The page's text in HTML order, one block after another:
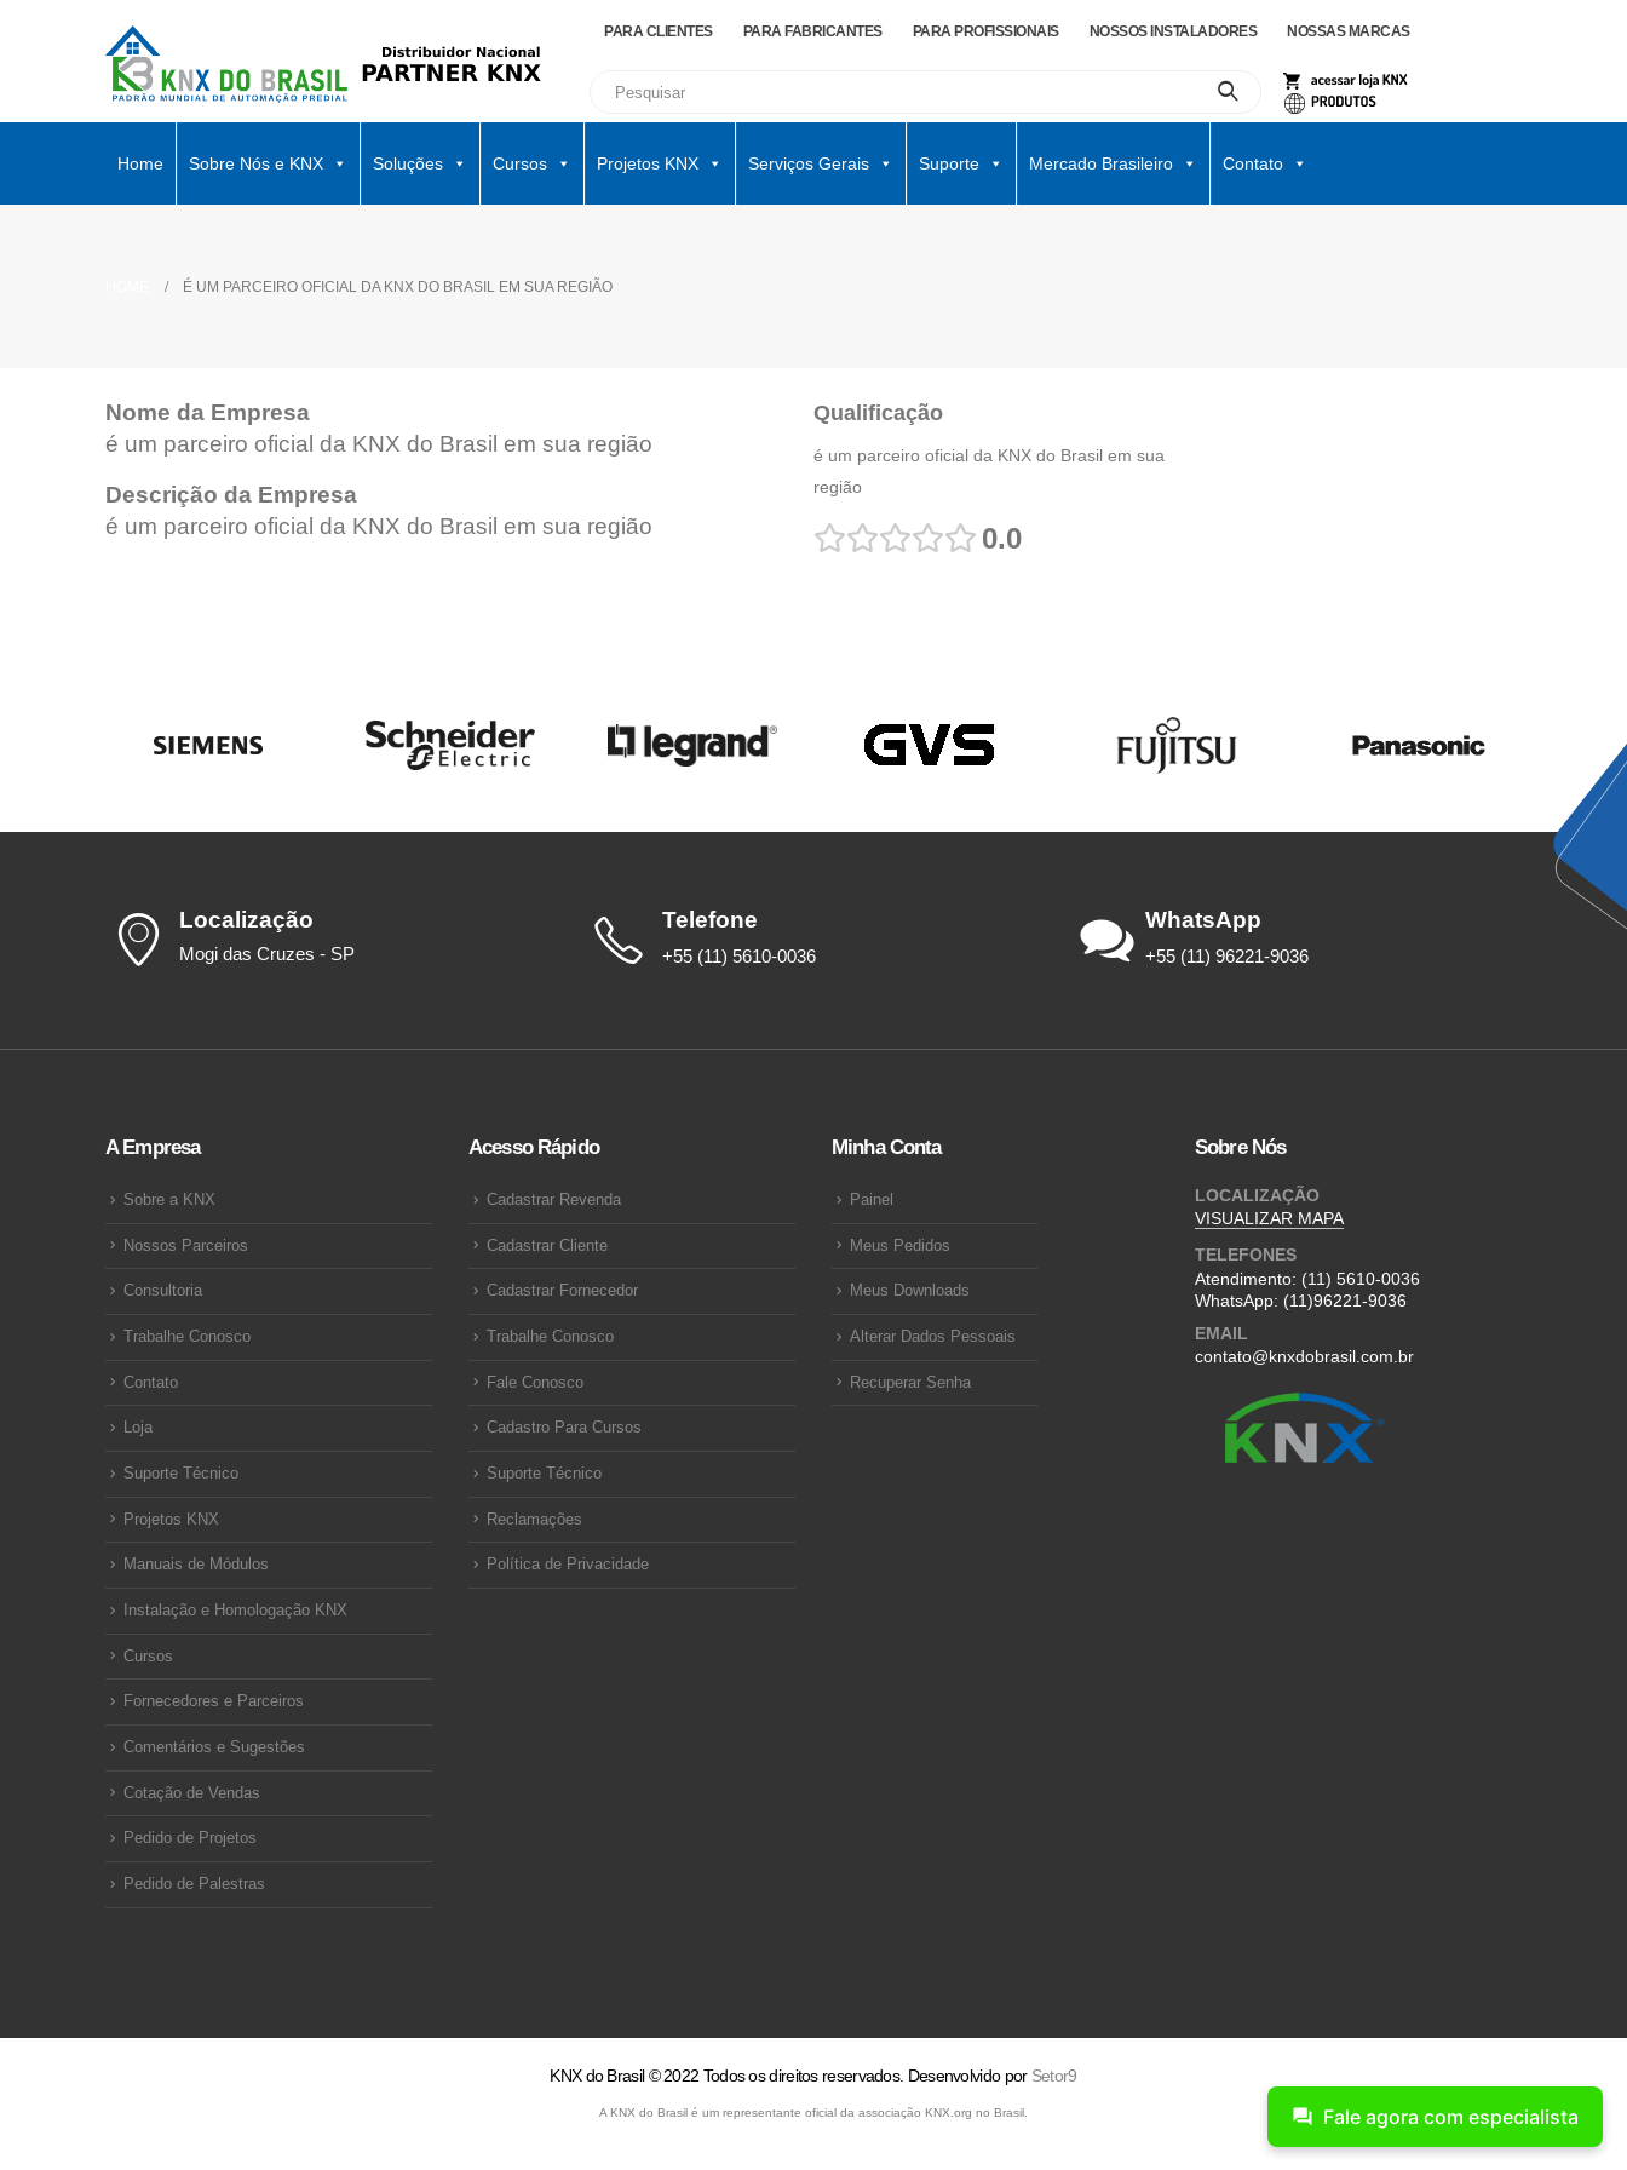
PARA CLIENTES PARA FABRICANTES PARA PROFISSIONAIS NOSSOS INSTALADORES NOSSAS MARCAS
Home Sobre Nós e KNX Soluções Cursos Projetos KNX Serviços Gerais Suporte Mercado Brasileiro Contato
É UM PARCEIRO OFICIAL DA KNX DO BRASIL EM SUA REGIÃO
Nome da Empresa
é um parceiro oficial da KNX do Brasil em sua região
Descrição da Empresa
é um parceiro oficial da KNX do Brasil em sua região
Qualificação
é um parceiro oficial da KNX do Brasil em sua
região
0.0
Localização
Mogi das Cruzes - SP
Telefone
+55 (11) 5610-0036
WhatsApp
+55 (11) 96221-9036
A Empresa
Sobre a KNX
Nossos Parceiros
Consultoria
Trabalhe Conosco
Contato
Loja
Suporte Técnico
Projetos KNX
Manuais de Módulos
Instalação e Homologação KNX
Cursos
Fornecedores e Parceiros
Comentários e Sugestões
Cotação de Vendas
Pedido de Projetos
Pedido de Palestras
Acesso Rápido
Cadastrar Revenda
Cadastrar Cliente
Cadastrar Fornecedor
Trabalhe Conosco
Fale Conosco
Cadastro Para Cursos
Suporte Técnico
Reclamações
Política de Privacidade
Minha Conta
Painel
Meus Pedidos
Meus Downloads
Alterar Dados Pessoais
Recuperar Senha
Sobre Nós
LOCALIZAÇÃO
VISUALIZAR MAPA
TELEFONES
Atendimento: (11) 5610-0036
WhatsApp: (11)96221-9036
EMAIL
contato@knxdobrasil.com.br
KNX do Brasil © 2022 Todos os direitos reservados. Desenvolvido por Setor9
A KNX do Brasil é um representante oficial da associação KNX.org no Brasil. Fale agora com especialista